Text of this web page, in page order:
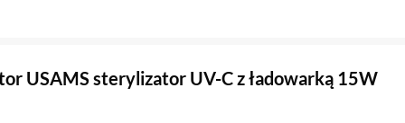
USAMS sterylizator UV-C z ładowarką 15W